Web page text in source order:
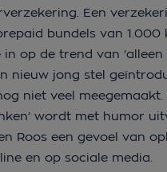
Een
bundels van
op de trend van
nieuw jong stel
niet veel
wordt met humor
Roos een gevoel van
en op sociale media.